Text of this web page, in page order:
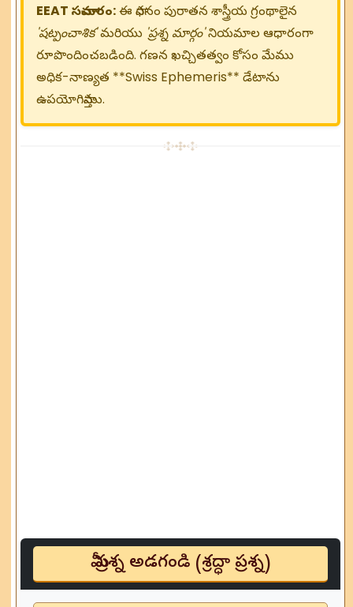
EEAT సమాచారం:ఈ సాధనం పురాతన శాస్త్రీయ గ్రంథాలైన
'షట్పంచాశిక'మరియు 'ప్రశ్న మార్గం'నియమాల ఆధారంగా
రూపొందించబడింది. గణన ఖచ్చితత్వం కోసం మేము
అధిక-నాణ్యత **Swiss Ephemeris** డేటాను
ఉపయోగిస్తాము.
మీ ప్రశ్న అడగండి (శ్రద్ధా ప్రశ్న)